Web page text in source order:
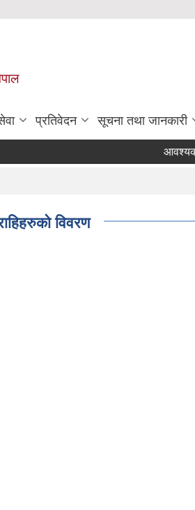
प्रतिवेदन सूचना तथा जानकारी
आवश्यक
विवरण